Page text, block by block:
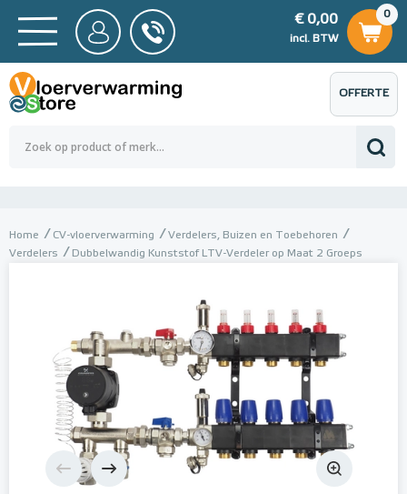
BTW
0,00
0
€ 0,00
incl. BTW
€ 0,00
OFFERTE
AANVRAGEN
Home CV-vloerverwarming
Verdelers, Buizen en Toebehoren
Verdelers
Dubbelwandig Kunststof LTV-Verdeler op Maat 2 Groeps